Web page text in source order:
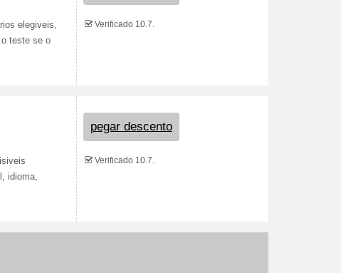
elegiveis,
teste se o
Verificado 10.7.
idioma,
pegar descento
Verificado 10.7.